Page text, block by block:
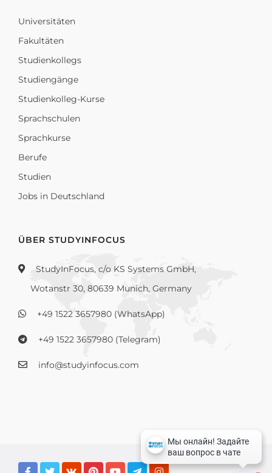
Universitäten
Fakultäten
Studienkollegs
Studiengänge
Studienkolleg-Kurse
Sprachschulen
Sprachkurse
Berufe
Studien
Jobs in Deutschland
ÜBER STUDYINFOCUS
StudyInFocus, c/o KS Systems GmbH,
Wotanstr 30, 80639 Munich, Germany
+49 1522 3657980 (WhatsApp)
+49 1522 3657980 (Telegram)
info@studyinfocus.com